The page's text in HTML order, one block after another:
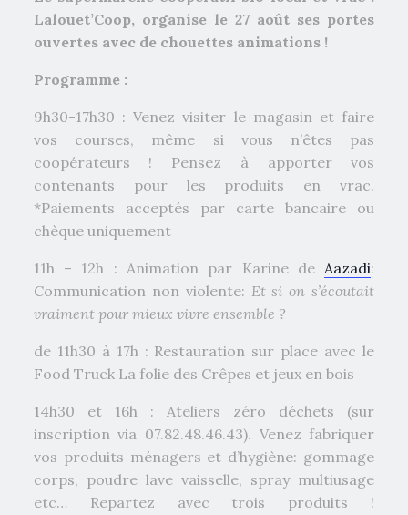
Lalouet’Coop, organise le 27 août ses portes
ouvertes avec de chouettes animations !
Programme :
9h30-17h30 : Venez visiter le magasin et faire
vos courses, même si vous n’êtes pas
coopérateurs ! Pensez à apporter vos
contenants pour les produits en vrac.
*Paiements acceptés par carte bancaire ou
chèque uniquement
11h – 12h : Animation par Karine deAazadi:
Communication non violente: Et si on s’écoutait
vraiment pour mieux vivre ensemble ?
de 11h30 à 17h : Restauration sur place avec le
Food Truck La folie des Crêpes et jeux en bois
14h30 et 16h : Ateliers zéro déchets (sur
inscription via 07.82.48.46.43). Venez fabriquer
vos produits ménagers et d’hygiène: gommage
corps, poudre lave vaisselle, spray multiusage
etc… Repartez avec trois produits !